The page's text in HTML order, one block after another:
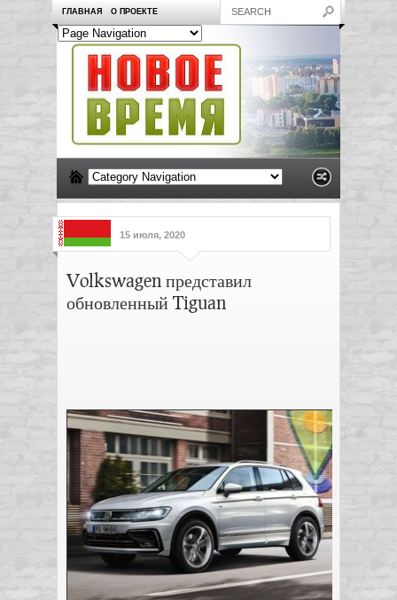
ГЛАВНАЯ О ПРОЕКТЕ
15 июля, 2020
Volkswagen представил
обновленный Tiguan